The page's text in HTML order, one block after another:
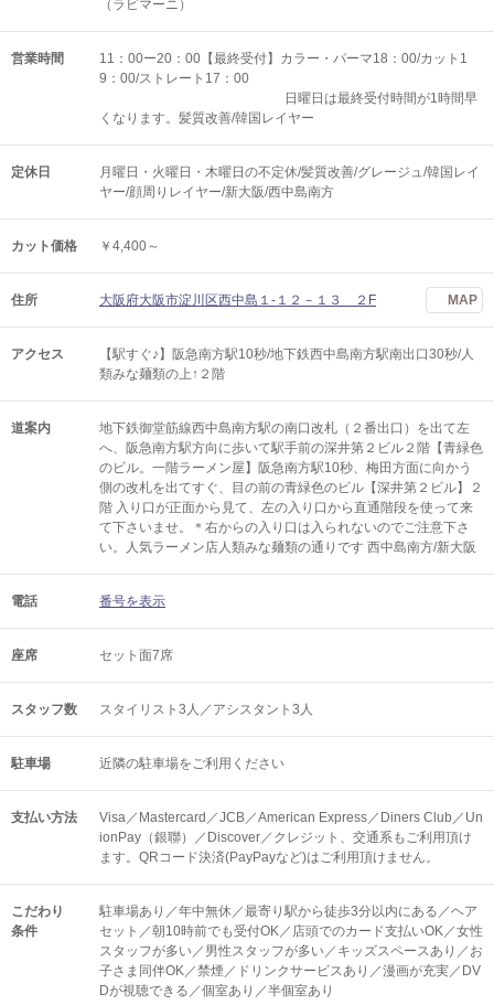
（ラビマーニ）
営業時間
11：00ー20：00【最終受付】カラー・パーマ18：00/カット1
9：00/ストレート17：00
日曜日は最終受付時間が1時間早
くなります。髪質改善/韓国レイヤー
定休日
月曜日・火曜日・木曜日の不定休/髪質改善/グレージュ/韓国レイ
ヤー/顔周りレイヤー/新大阪/西中島南方
カット価格 ￥4,400～
住所 大阪府大阪市淀川区西中島１-１２－１３ ２F MAP
アクセス
【駅すぐ♪】阪急南方駅10秒/地下鉄西中島南方駅南出口30秒/人
類みな麺類の上↑２階
道案内
地下鉄御堂筋線西中島南方駅の南口改札（２番出口）を出て左
へ、阪急南方駅方向に歩いて駅手前の深井第２ビル２階【青緑色
のビル。一階ラーメン屋】阪急南方駅10秒、梅田方面に向かう
側の改札を出てすぐ、目の前の青緑色のビル【深井第２ビル】２
階 入り口が正面から見て、左の入り口から直通階段を使って来
て下さいませ。＊右からの入り口は入られないのでご注意下さ
い。人気ラーメン店人類みな麺類の通りです 西中島南方/新大阪
電話 番号を表示
座席 セット面7席
スタッフ数 スタイリスト3人／アシスタント3人
駐車場 近隣の駐車場をご利用ください
支払い方法
Visa／Mastercard／JCB／American Express／Diners Club／Un
ionPay（銀聯）／Discover／クレジット、交通系もご利用頂け
ます。QRコード決済(PayPayなど)はご利用頂けません。
こだわり
条件
駐車場あり／年中無休／最寄り駅から徒歩3分以内にある／ヘア
セット／朝10時前でも受付OK／店頭でのカード支払いOK／女性
スタッフが多い／男性スタッフが多い／キッズスペースあり／お
子さま同伴OK／禁煙／ドリンクサービスあり／漫画が充実／DV
Dが視聴できる／個室あり／半個室あり